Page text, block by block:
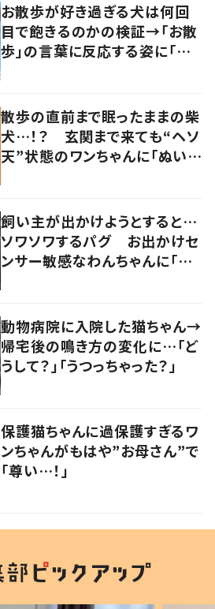
お散歩が好き過ぎる犬は何回
目で飽きるのかの検証→「お散
歩」の言葉に反応する姿に「可
散歩の直前まで眠ったままの柴
犬…！？ 玄関まで来ても“ヘソ
天”状態のワンちゃんに「ぬいぐ
飼い主が出かけようとすると…
ソワソワするパグ お出かけセ
ンサー敏感なわんちゃんに「可
動物病院に入院した猫ちゃん→
帰宅後の鳴き方の変化に…「ど
うして？」「うつっちゃった？」
保護猫ちゃんに過保護すぎるワ
ンちゃんがもはや”お母さん”で
「尊い…！」